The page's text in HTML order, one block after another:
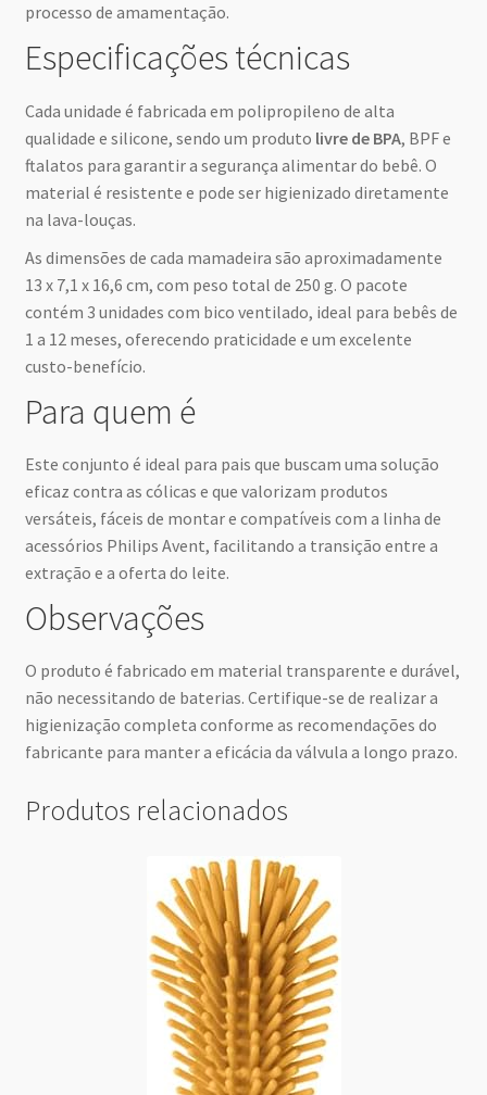
processo de amamentação.
Especificações técnicas
Cada unidade é fabricada em polipropileno de alta
qualidade e silicone, sendo um produto livre de BPA, BPF e
ftalatos para garantir a segurança alimentar do bebê. O
material é resistente e pode ser higienizado diretamente
na lava-louças.
As dimensões de cada mamadeira são aproximadamente
13 x 7,1 x 16,6 cm, com peso total de 250 g. O pacote
contém 3 unidades com bico ventilado, ideal para bebês de
1 a 12 meses, oferecendo praticidade e um excelente
custo-benefício.
Para quem é
Este conjunto é ideal para pais que buscam uma solução
eficaz contra as cólicas e que valorizam produtos
versáteis, fáceis de montar e compatíveis com a linha de
acessórios Philips Avent, facilitando a transição entre a
extração e a oferta do leite.
Observações
O produto é fabricado em material transparente e durável,
não necessitando de baterias. Certifique-se de realizar a
higienização completa conforme as recomendações do
fabricante para manter a eficácia da válvula a longo prazo.
Produtos relacionados